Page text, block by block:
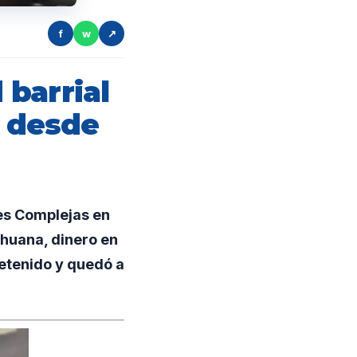
f w ↗
barrial
Complejas en
dinero en
y quedó a